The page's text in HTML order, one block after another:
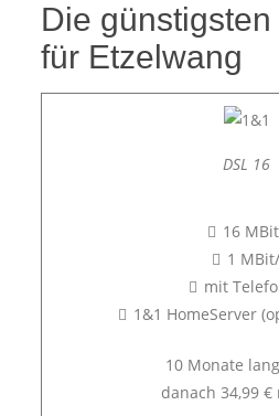
Die günstigsten
für Etzelwang
DSL 16
16
1
mit
1&1 HomeServer
10 Monate
danach 34,99 €